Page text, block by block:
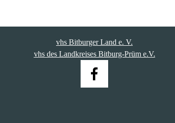
vhs Bitburger Land e. V.
vhs des Landkreises Bitburg-Prüm e.V.